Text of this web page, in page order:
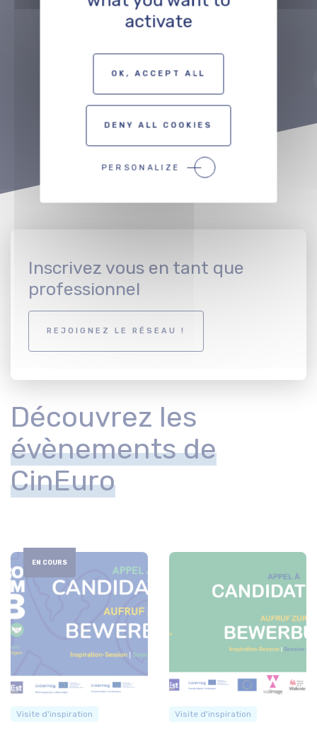
Inscrivez vous en tant que
professionnel
REJOIGNEZ LE RÉSEAU !
Découvrez les
évènements de
CinEuro
EN COURS
Visite d'inspiration Visite d'inspiration
activate
OK, ACCEPT ALL
DENY ALL COOKIES
PERSONALIZE